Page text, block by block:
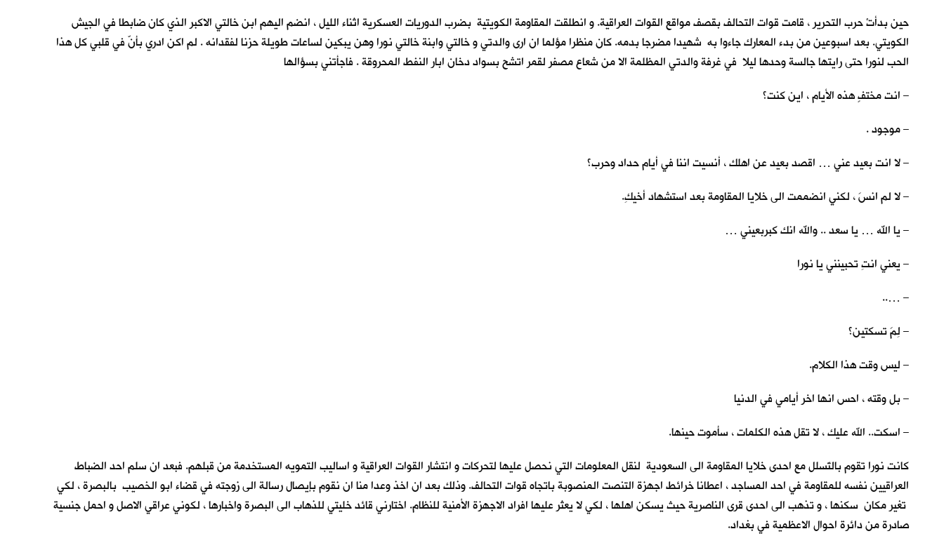
حين بدأتْ حرب التحرير ، قامت قوات التحالف بقصف مواقع القوات العراقية. و انطلقت المقاومة الكويتية بضرب الدوريات العسكرية اثناء الليل ، انضم اليهم ابن خالتي الاكبر الذي كان ضابطا في الجيش
الكويتي. بعد اسبوعين من بدء المعارك جاءوا به شهيدا مضرجا بدمه. كان منظرا مؤلما ان ارى والدتي و خالتي وابنة خالتي نورا وهن يبكين لساعات طويلة حزنا لفقدانه . لم اكن ادري بأنّ في قلبي كل هذا
الحب لنورا حتى رايتها جالسة وحدها ليلا في غرفة والدتي المظلمة الا من شعاع مصفر لقمر اتشح بسواد دخان ابار النفط المحروقة . فاجأتني بسؤالها
– انت مختفٍ هذه الأيام ، اين كنت؟
– موجود .
– لا انت بعيد عني … اقصد بعيد عن اهلك ، أنسيت اننا في أيام حداد وحرب؟
– لا لم انسَ ، لكني انضممت الى خلايا المقاومة بعد استشهاد أخيكِ.
– يا الله … يا سعد .. والله انك كبربعيني …
– يعني انتِ تحبينني يا نورا
– …..
– لِمَ تسكتين؟
– ليس وقت هذا الكلام.
– بل وقته ، احس انها اخر أيامي في الدنيا
– اسكت.. الله عليك ، لا تقل هذه الكلمات ، سأموت حينها.
كانت نورا تقوم بالتَسلل مع احدى خلايا المقاومة الى السعودية لنقل المعلومات التي نحصل عليها لتحركات و انتشار القوات العراقية و اساليب التمويه المستخدمة من قبلهم. فبعد ان سلم احد الضباط
العراقيين نفسه للمقاومة في احد المساجد ، اعطانا خرائط اجهزة التنصت المنصوبة باتجاه قوات التحالف. وذلك بعد ان اخذ وعدا منا ان نقوم بإيصال رسالة الى زوجته في قضاء ابو الخصيب بالبصرة ، لكي
تغير مكان سكنها ، و تذهب الى احدى قرى الناصرية حيث يسكن اهلها ، لكي لا يعثر عليها افراد الاجهزة الأمنية للنظام. اختارني قائد خليتي للذهاب الى البصرة واخبارها ، لكوني عراقي الاصل و احمل جنسية
صادرة من دائرة احوال الاعظمية في بغداد.